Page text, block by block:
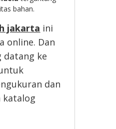
bahan.
jakarta ini
online. Dan
datang ke
dan
katalog